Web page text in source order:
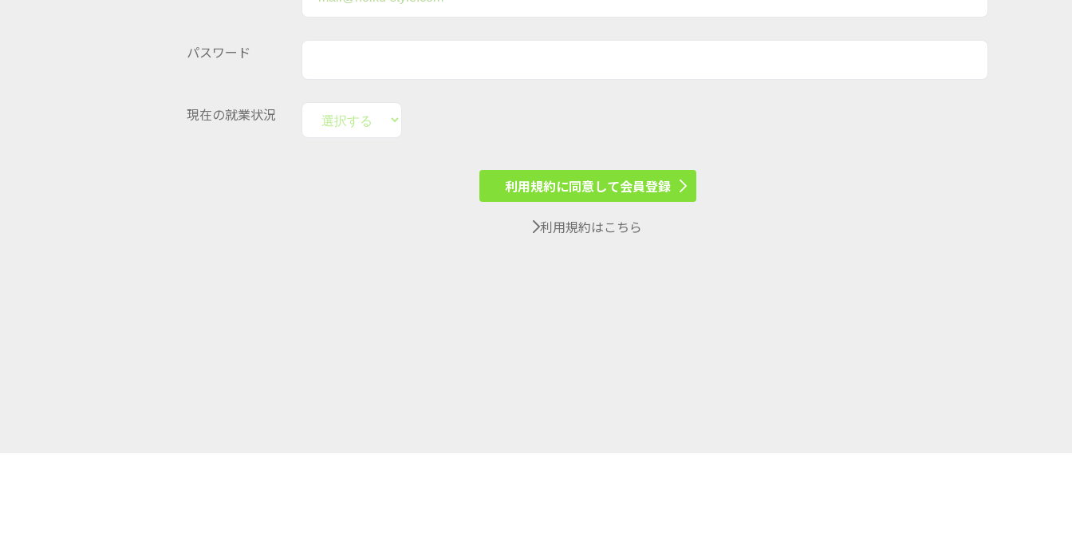
パスワード
現在の就業状況
利用規約に同意して会員登録
利用規約はこちら